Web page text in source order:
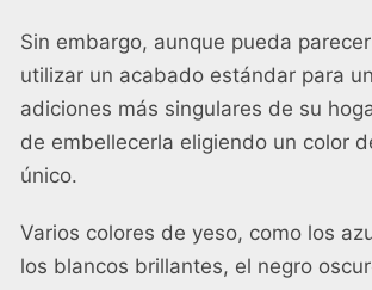
Sin embargo, aunque pueda
utilizar un acabado estándar para
adiciones más singulares de su
de embellecerla eligiendo un color
único.
Varios colores de yeso, como los
los blancos brillantes, el negro